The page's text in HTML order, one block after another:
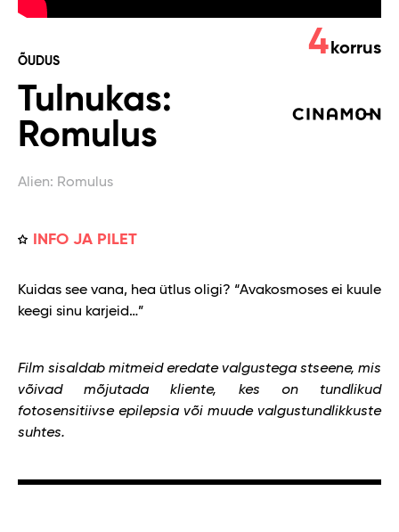
ÕUDUS
Tulnukas:
Romulus
Alien: Romulus
INFO JA PILET
4 korrus
Kuidas see vana, hea ütlus oligi? “Avakosmoses ei kuule
keegi sinu karjeid…”
Film sisaldab mitmeid eredate valgustega stseene, mis
võivad mõjutada kliente, kes on tundlikud
fotosensitiivse epilepsia või muude valgustundlikkuste
suhtes.